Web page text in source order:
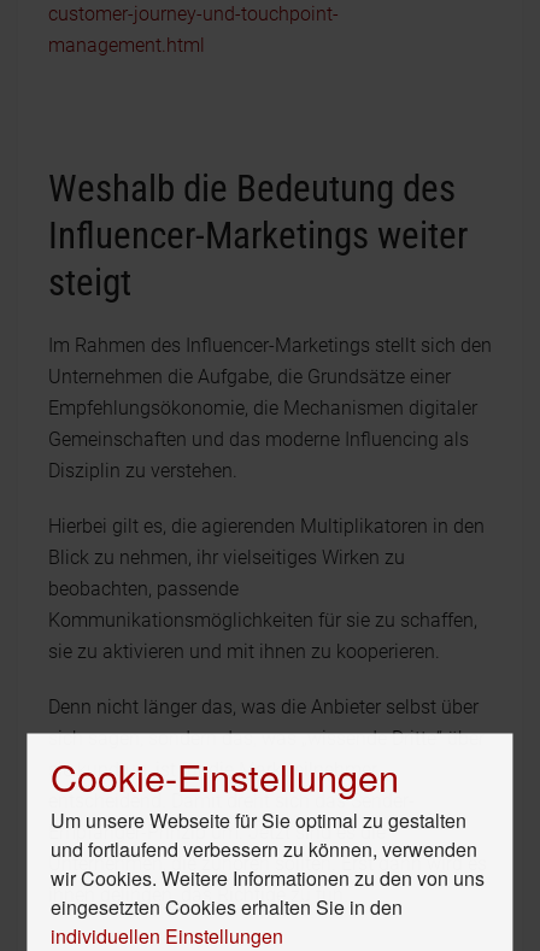
customer-journey-und-touchpoint-
management.html
Weshalb die Bedeutung des
Influencer-Marketings weiter
steigt
Im Rahmen des Influencer-Marketings stellt sich den
Unternehmen die Aufgabe, die Grundsätze einer
Empfehlungsökonomie, die Mechanismen digitaler
Gemeinschaften und das moderne Influencing als
Disziplin zu verstehen.
Hierbei gilt es, die agierenden Multiplikatoren in den
Blick zu nehmen, ihr vielseitiges Wirken zu
beobachten, passende
Kommunikationsmöglichkeiten für sie zu schaffen,
sie zu aktivieren und mit ihnen zu kooperieren.
Denn nicht länger das, was die Anbieter selbst über
sich sagen, sondern das, was „wissende Dritte“ über
sie kundtun, ist für die Marktteilnehmer
entscheidend. Damit dreht sich das Sender-
Empfänger-Prinzip um. Jetzt sind es die
Unternehmen, die zuhören sollten. Erst dann wird es
Cookie-Einstellungen
Um unsere Webseite für Sie optimal zu gestalten
und fortlaufend verbessern zu können, verwenden
wir Cookies. Weitere Informationen zu den von uns
eingesetzten Cookies erhalten Sie in den
individuellen Einstellungen